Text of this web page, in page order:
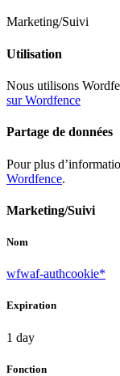
Marketing/Suivi
Utilisation
Nous utilisons
sur Wordfence
Partage de données
Pour plus
Wordfence.
Marketing/Suivi
Nom
wfwaf-authcookie*
Expiration
1 day
Fonction